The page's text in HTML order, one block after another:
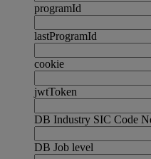
programId
lastProgramId
cookie
jwtToken
DB Industry SIC Code
DB Job level